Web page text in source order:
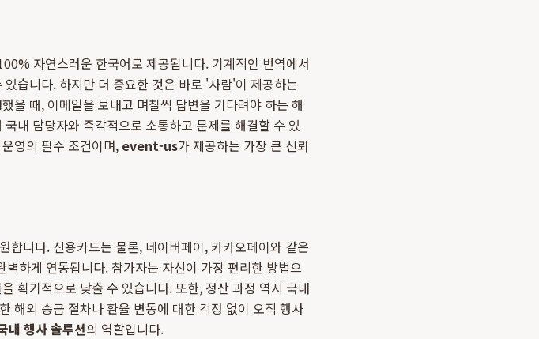
자연스러운 한국어로 제공됩니다. 기계적인 번역에서
습니다. 하지만 더 중요한 것은 바로 '사람'이 제공하는
을 때, 이메일을 보내고 며칠씩 답변을 기다려야 하는 해
내 담당자와 즉각적으로 소통하고 문제를 해결할 수 있
영의 필수 조건이며, event-us가 제공하는 가장 큰 신뢰
합니다. 신용카드는 물론, 네이버페이, 카카오페이와 같은
하게 연동됩니다. 참가자는 자신이 가장 편리한 방법으
획기적으로 낮출 수 있습니다. 또한, 정산 과정 역시 국내
해외 송금 절차나 환율 변동에 대한 걱정 없이 오직 행사
내 행사 솔루션의 역할입니다.